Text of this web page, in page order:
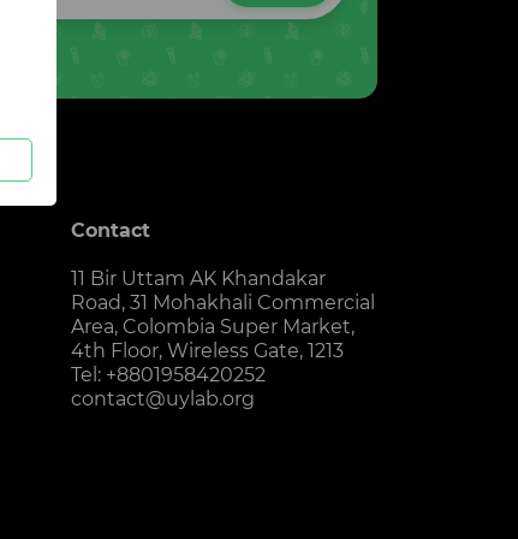
Contact
11 Bir Uttam AK Khandakar
Road, 31 Mohakhali Commercial
Area, Colombia Super Market,
4th Floor, Wireless Gate, 1213
Tel: +8801958420252
contact@uylab.org